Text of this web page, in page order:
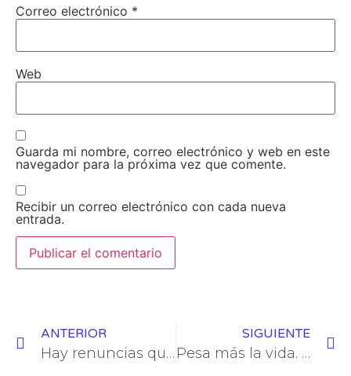
Correo electrónico *
Web
Guarda mi nombre, correo electrónico y web en este
navegador para la próxima vez que comente.
Recibir un correo electrónico con cada nueva
entrada.
ANTERIOR
Hay renuncias que traen vida. Un trasplantado.
SIGUIENTE
Pesa más la vida. Un trasplantado.